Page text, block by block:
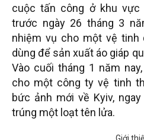
cuộc tấn công ở khu vực
trước ngày 26 tháng 3
nhiệm vụ cho một vệ tinh
dùng để sản xuất áo giáp
Vào cuối tháng 1 năm
cho một công ty vệ tinh
bức ảnh mới về Kyiv,
trúng một loạt tên lửa.